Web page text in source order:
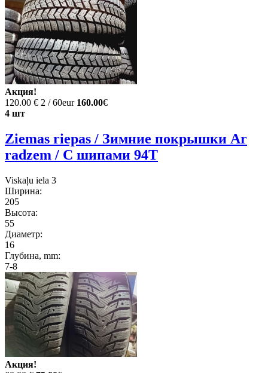
Акция!
120.00 € 2 / 60eur 160.00€
4 шт
Ziemas riepas / Зимние покрышки Ar
radzem / С шипами 94T
Viskaļu iela 3
Ширина:
205
Высота:
55
Диаметр:
16
Глубина, mm:
7-8
Акция!